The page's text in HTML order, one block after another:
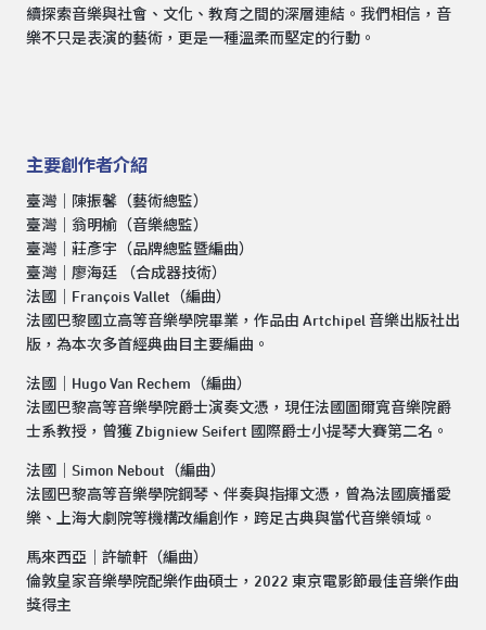
續探索音樂與社會、文化、教育之間的深層連結。我們相信，音
樂不只是表演的藝術，更是一種溫柔而堅定的行動。
主要創作者介紹
臺灣｜陳振馨（藝術總監）
臺灣｜翁明榆（音樂總監）
臺灣｜莊彥宇（品牌總監暨編曲）
臺灣｜廖海廷 （合成器技術）
法國｜François Vallet（編曲）
法國巴黎國立高等音樂學院畢業，作品由 Artchipel 音樂出版社出
版，為本次多首經典曲目主要編曲。
法國｜Hugo Van Rechem（編曲）
法國巴黎高等音樂學院爵士演奏文憑，現任法國圖爾寬音樂院爵
士系教授，曾獲 Zbigniew Seifert 國際爵士小提琴大賽第二名。
法國｜Simon Nebout（編曲）
法國巴黎高等音樂學院鋼琴、伴奏與指揮文憑，曾為法國廣播愛
樂、上海大劇院等機構改編創作，跨足古典與當代音樂領域。
馬來西亞｜許毓軒（編曲）
倫敦皇家音樂學院配樂作曲碩士，2022 東京電影節最佳音樂作曲
獎得主